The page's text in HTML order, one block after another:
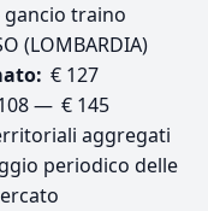
traino
(LOMBARDIA)
€ 127
— € 145
aggregati
periodico delle